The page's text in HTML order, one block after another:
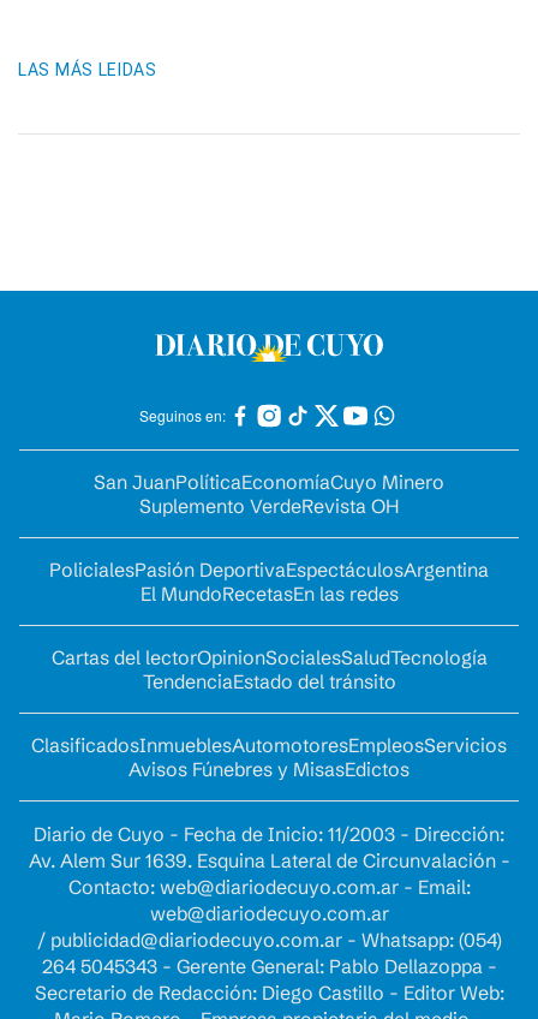
LAS MÁS LEIDAS
Seguinos en:
San JuanPolíticaEconomíaCuyo Minero
Suplemento VerdeRevista OH
PolicialesPasión DeportivaEspectáculosArgentina
El MundoRecetasEn las redes
Cartas del lectorOpinionSocialesSaludTecnología
TendenciaEstado del tránsito
ClasificadosInmueblesAutomotoresEmpleosServicios
Avisos Fúnebres y MisasEdictos
Diario de Cuyo - Fecha de Inicio: 11/2003 - Dirección:
Av. Alem Sur 1639. Esquina Lateral de Circunvalación -
Contacto: web@diariodecuyo.com.ar- Email:
web@diariodecuyo.com.ar
/ publicidad@diariodecuyo.com.ar- Whatsapp: (054)
264 5045343 - Gerente General: Pablo Dellazoppa -
Secretario de Redacción: Diego Castillo - Editor Web: